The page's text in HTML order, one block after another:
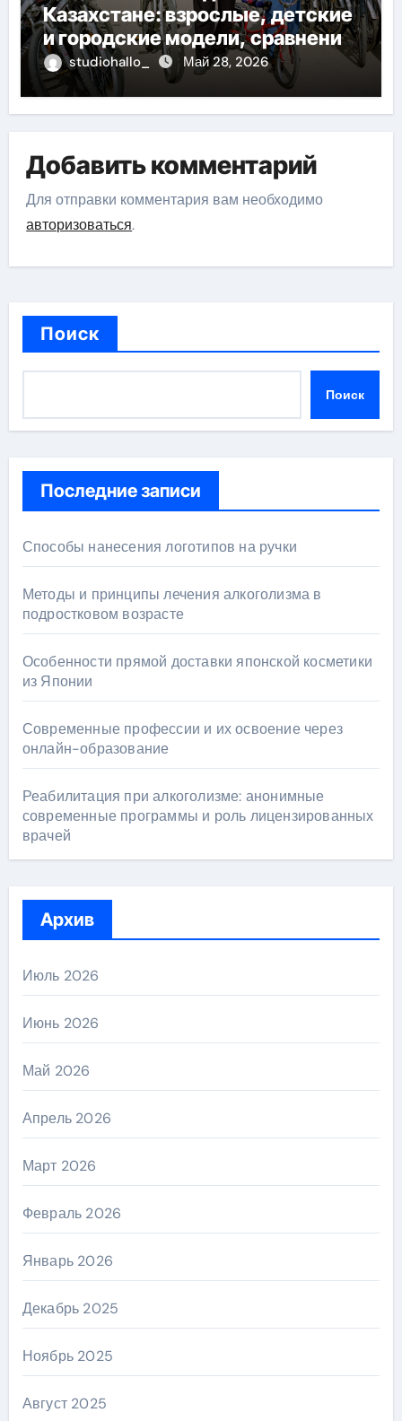
Казахстане: взрослые, детские
и городские модели, сравнение
цен и варианты оплаты
studiohallo_ Май 28, 2026
Добавить комментарий
Для отправки комментария вам необходимо
авторизоваться.
Поиск
Поиск
Последние записи
Способы нанесения логотипов на ручки
Методы и принципы лечения алкоголизма в
подростковом возрасте
Особенности прямой доставки японской косметики
из Японии
Современные профессии и их освоение через
онлайн-образование
Реабилитация при алкоголизме: анонимные
современные программы и роль лицензированных
врачей
Архив
Июль 2026
Июнь 2026
Май 2026
Апрель 2026
Март 2026
Февраль 2026
Январь 2026
Декабрь 2025
Ноябрь 2025
Август 2025